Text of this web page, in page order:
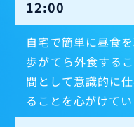
12:00
自宅で簡単に昼食
歩がてら外食する
間として意識的に
ることを心がけてい